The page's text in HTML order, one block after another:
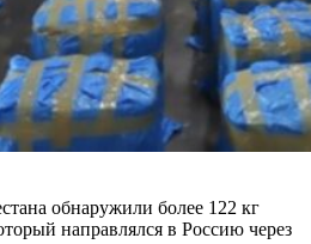
обнаружили более 122 кг
направлялся в Россию через